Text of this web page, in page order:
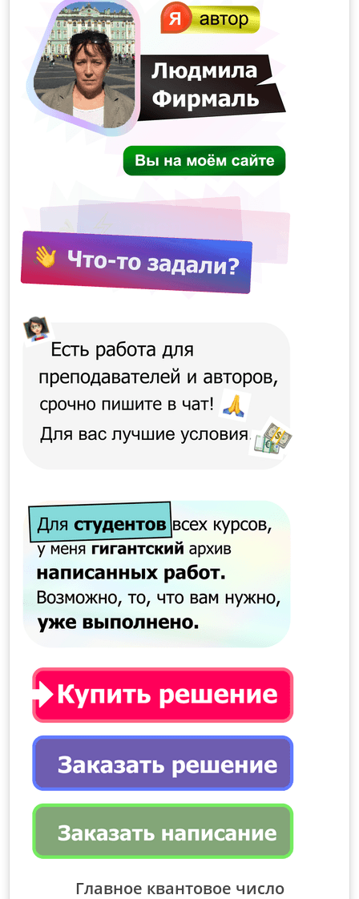
Главное квантовое число